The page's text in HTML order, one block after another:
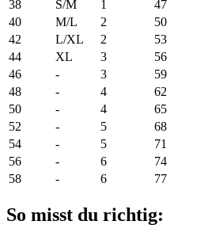
38 S/M 1 47
40
M/L 2 50
42
L/XL 2 53
44
XL 3 56
46
- 3 59
48
- 4 62
50
- 4 65
52
- 5 68
54
- 5 71
56
- 6 74
58
- 6 77
So misst du richtig: